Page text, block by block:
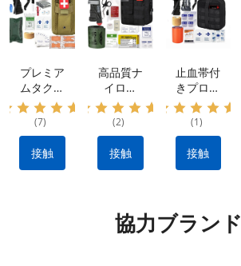
プレミア
ムタクテ
ィカルキ
ット: 防
水ナイロ
ン素材、
ポータブ
(7)
接触
高品質ナ
イロン
IFAK タ
クティカ
ル キッ
ト: 出血
を止める
ーカー製
のタクテ
ィカル
(2)
接触
止血帯付
きプロ仕
様外傷応
急処置キ
ット：出
血を抑え
る耐久性
タクティ
カルギア
(1)
接触
協力ブランド